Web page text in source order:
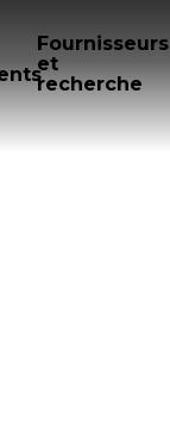
Fournisseurs
et
recherche